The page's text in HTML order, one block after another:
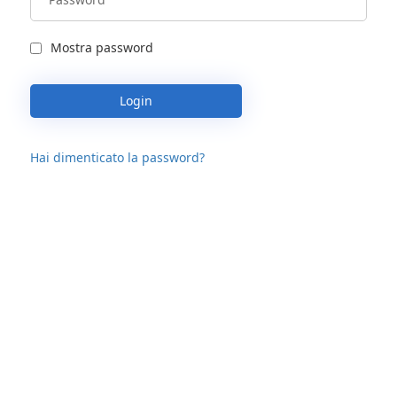
Mostra password
Login
Hai dimenticato la password?